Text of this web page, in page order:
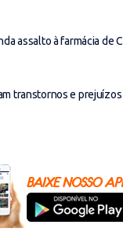
assalto à farmácia de
transtornos e